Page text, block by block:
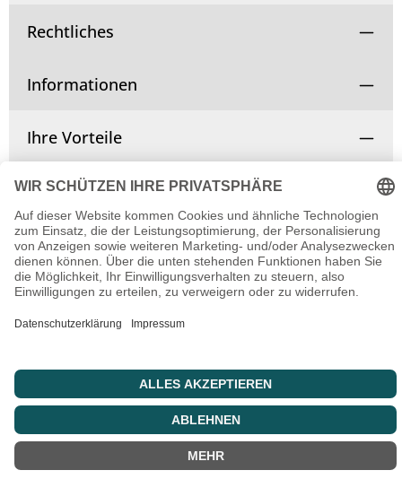
Rechtliches
Informationen
Ihre Vorteile
© Copyright 2025 | Alle Rechte vorbehalten.